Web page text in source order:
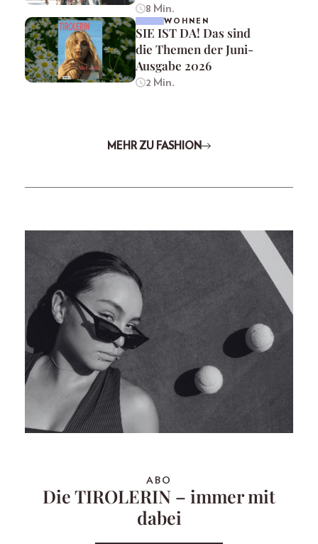
8 Min.
WOHNEN
SIE IST DA! Das sind
die Themen der Juni-
Ausgabe 2026
2 Min.
MEHR ZU FASHION
ABO
Die TIROLERIN – immer mit
dabei